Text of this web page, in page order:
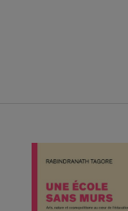
science, et la
à partir du XXe
sur le monde
cet essai constitué